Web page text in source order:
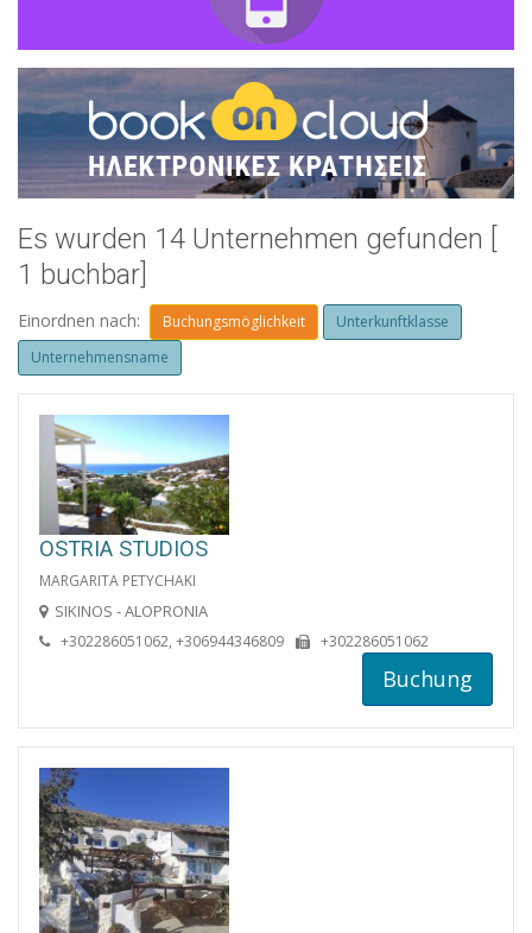
Es wurden 14 Unternehmen gefunden [
1 buchbar]
Einordnen nach: Buchungsmöglichkeit
Unterkunftklasse
Unternehmensname
OSTRIA STUDIOS
MARGARITA PETYCHAKI
SIKINOS - ALOPRONIA
+302286051062, +306944346809 +302286051062
Buchung